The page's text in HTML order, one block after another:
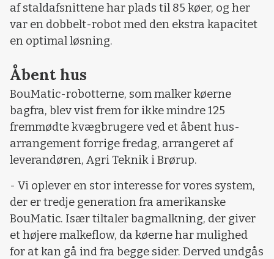
af staldafsnittene har plads til 85 køer, og her
var en dobbelt-robot med den ekstra kapacitet
en optimal løsning.
Åbent hus
BouMatic-robotterne, som malker køerne
bagfra, blev vist frem for ikke mindre 125
fremmødte kvægbrugere ved et åbent hus-
arrangement forrige fredag, arrangeret af
leverandøren, Agri Teknik i Brørup.
- Vi oplever en stor interesse for vores system,
der er tredje generation fra amerikanske
BouMatic. Især tiltaler bagmalkning, der giver
et højere malkeflow, da køerne har mulighed
for at kan gå ind fra begge sider. Derved undgås